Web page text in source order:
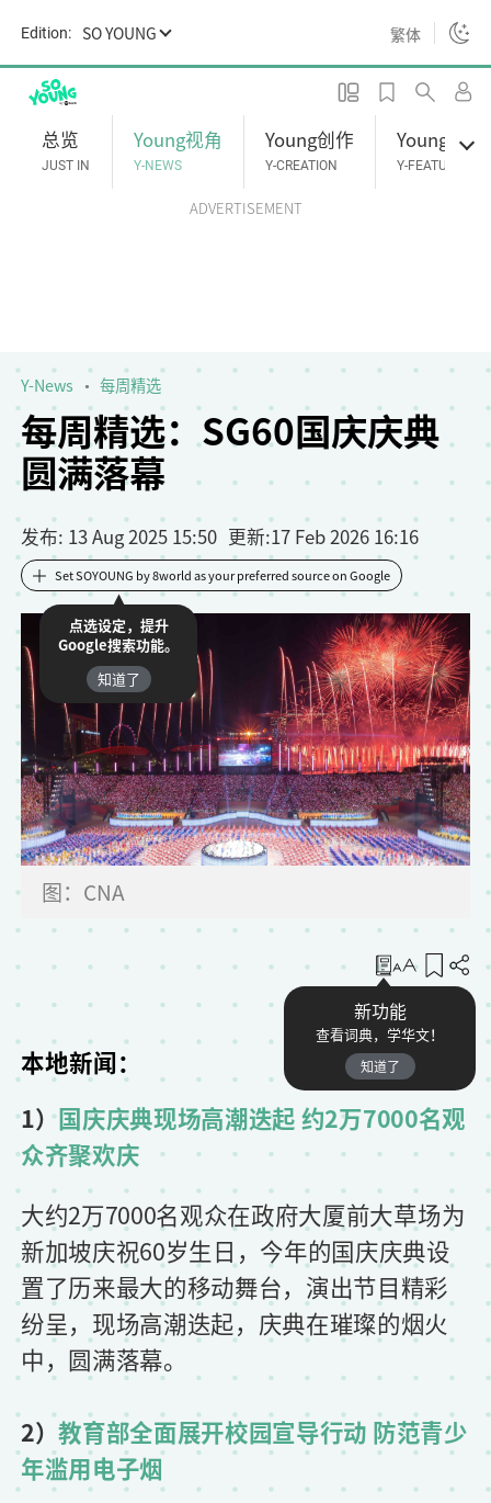
i
Edition: SO YOUNG 繁体
总览
JUST IN
Young视角
Y-NEWS
Young创作
Y-CREATION
Young专题
Y-FEATURES
ADVERTISEMENT
每周精选：SG60国庆庆典
圆满落幕
Y-News 每周精选
发布: 13 Aug 2025 15:50 更新:17 Feb 2026 16:16
Set SOYOUNG by 8world as your preferred source on Google
点选设定，提升
Google搜索功能。
知道了
图：CNA
新功能
查看词典，学华文！
知道了
收藏
本地新闻：
1）国庆庆典现场高潮迭起 约2万7000名观
众齐聚欢庆
大约2万7000名观众在政府大厦前大草场为
新加坡庆祝60岁生日，今年的国庆庆典设
置了历来最大的移动舞台，演出节目精彩
纷呈，现场高潮迭起，庆典在璀璨的烟火
中，圆满落幕。
2）教育部全面展开校园宣导行动 防范青少
年滥用电子烟